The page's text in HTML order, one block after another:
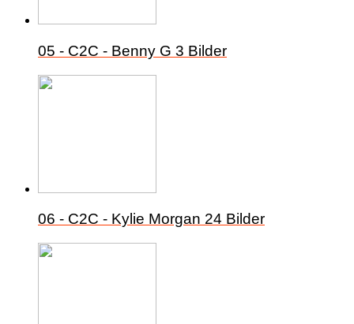
05 - C2C - Benny G 3 Bilder
06 - C2C - Kylie Morgan 24 Bilder